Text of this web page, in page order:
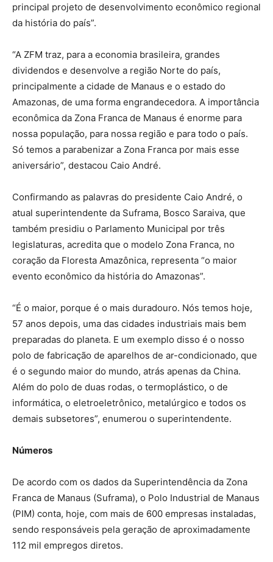
principal projeto de desenvolvimento econômico regional
da história do país”.
“A ZFM traz, para a economia brasileira, grandes
dividendos e desenvolve a região Norte do país,
principalmente a cidade de Manaus e o estado do
Amazonas, de uma forma engrandecedora. A importância
econômica da Zona Franca de Manaus é enorme para
nossa população, para nossa região e para todo o país.
Só temos a parabenizar a Zona Franca por mais esse
aniversário”, destacou Caio André.
Confirmando as palavras do presidente Caio André, o
atual superintendente da Suframa, Bosco Saraiva, que
também presidiu o Parlamento Municipal por três
legislaturas, acredita que o modelo Zona Franca, no
coração da Floresta Amazônica, representa “o maior
evento econômico da história do Amazonas”.
“É o maior, porque é o mais duradouro. Nós temos hoje,
57 anos depois, uma das cidades industriais mais bem
preparadas do planeta. E um exemplo disso é o nosso
polo de fabricação de aparelhos de ar-condicionado, que
é o segundo maior do mundo, atrás apenas da China.
Além do polo de duas rodas, o termoplástico, o de
informática, o eletroeletrônico, metalúrgico e todos os
demais subsetores”, enumerou o superintendente.
Números
De acordo com os dados da Superintendência da Zona
Franca de Manaus (Suframa), o Polo Industrial de Manaus
(PIM) conta, hoje, com mais de 600 empresas instaladas,
sendo responsáveis pela geração de aproximadamente
112 mil empregos diretos.